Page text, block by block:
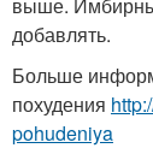
выше.
добавлять.
Больше
похудения
pohudeniya